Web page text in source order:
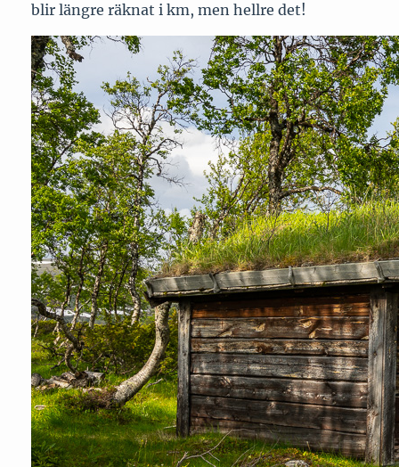
blir längre räknat i km, men hellre det!